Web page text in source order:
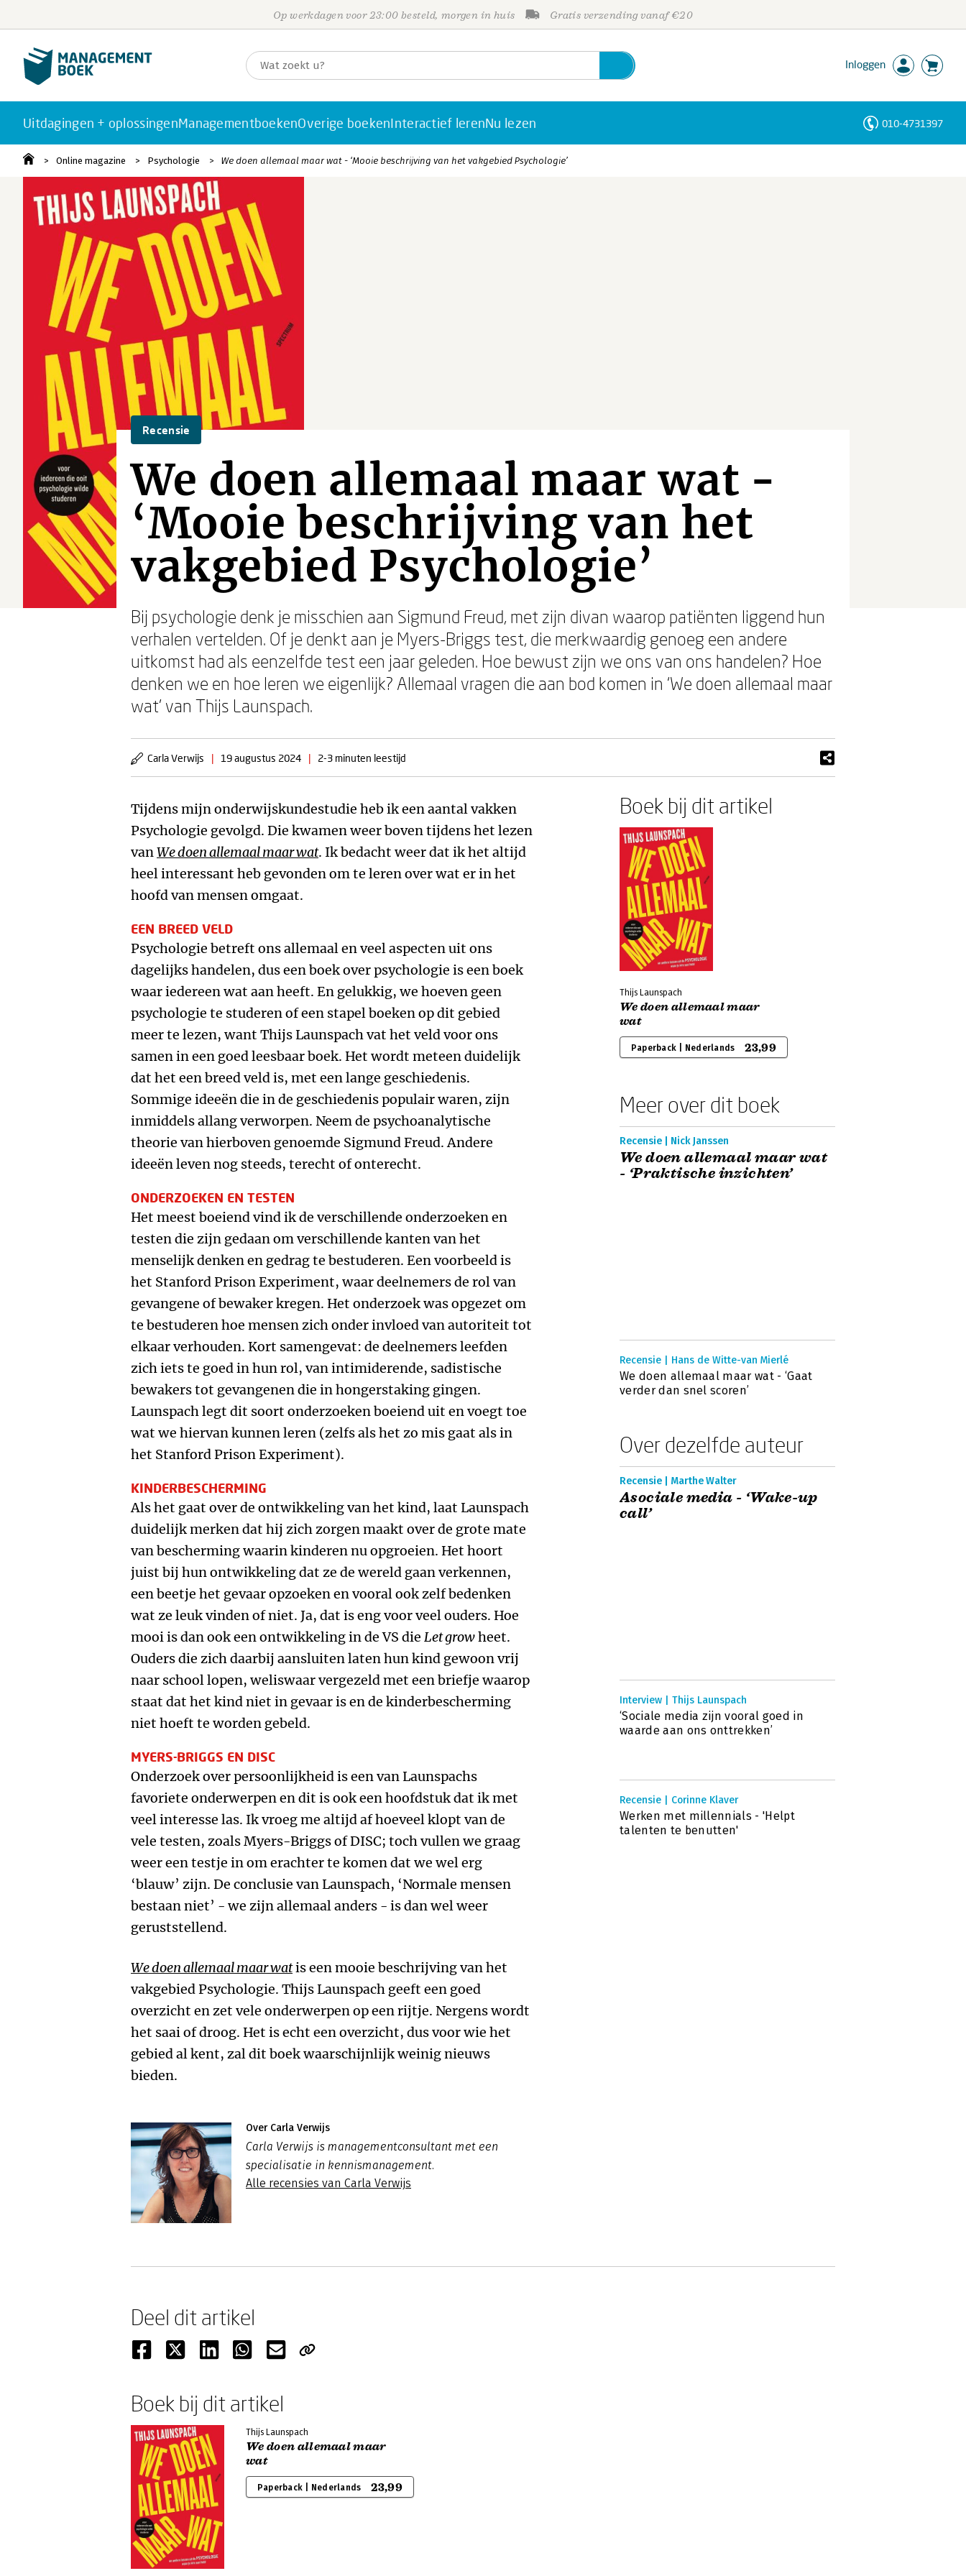
Op werkdagen voor 23:00 besteld, morgen in huis Gratis verzending vanaf €20
Inloggen
Uitdagingen + oplossingenManagementboekenOverige boekenInteractief lerenNu lezen 010-4731397
Online magazine Psychologie We doen allemaal maar wat - ‘Mooie beschrijving van het vakgebied Psychologie’
Recensie
We doen allemaal maar wat -
‘Mooie beschrijving van het
vakgebied Psychologie’
Bij psychologie denk je misschien aan Sigmund Freud, met zijn divan waarop patiënten liggend hun
verhalen vertelden. Of je denkt aan je Myers-Briggs test, die merkwaardig genoeg een andere
uitkomst had als eenzelfde test een jaar geleden. Hoe bewust zijn we ons van ons handelen? Hoe
denken we en hoe leren we eigenlijk? Allemaal vragen die aan bod komen in ‘We doen allemaal maar
wat’ van Thijs Launspach.
Carla Verwijs | 19 augustus 2024 | 2-3 minuten leestijd
Tijdens mijn onderwijskundestudie heb ik een aantal vakken
Psychologie gevolgd. Die kwamen weer boven tijdens het lezen
vanWe doen allemaal maar wat. Ik bedacht weer dat ik het altijd
heel interessant heb gevonden om te leren over wat er in het
hoofd van mensen omgaat.
EEN BREED VELD
Psychologie betreft ons allemaal en veel aspecten uit ons
dagelijks handelen, dus een boek over psychologie is een boek
waar iedereen wat aan heeft. En gelukkig, we hoeven geen
psychologie te studeren of een stapel boeken op dit gebied
meer te lezen, want Thijs Launspach vat het veld voor ons
samen in een goed leesbaar boek. Het wordt meteen duidelijk
dat het een breed veld is, met een lange geschiedenis.
Sommige ideeën die in de geschiedenis populair waren, zijn
inmiddels allang verworpen. Neem de psychoanalytische
theorie van hierboven genoemde Sigmund Freud. Andere
ideeën leven nog steeds, terecht of onterecht.
ONDERZOEKEN EN TESTEN
Het meest boeiend vind ik de verschillende onderzoeken en
testen die zijn gedaan om verschillende kanten van het
menselijk denken en gedrag te bestuderen. Een voorbeeld is
het Stanford Prison Experiment, waar deelnemers de rol van
gevangene of bewaker kregen. Het onderzoek was opgezet om
te bestuderen hoe mensen zich onder invloed van autoriteit tot
elkaar verhouden. Kort samengevat: de deelnemers leefden
zich iets te goed in hun rol, van intimiderende, sadistische
bewakers tot gevangenen die in hongerstaking gingen.
Launspach legt dit soort onderzoeken boeiend uit en voegt toe
wat we hiervan kunnen leren (zelfs als het zo mis gaat als in
het Stanford Prison Experiment).
KINDERBESCHERMING
Als het gaat over de ontwikkeling van het kind, laat Launspach
duidelijk merken dat hij zich zorgen maakt over de grote mate
van bescherming waarin kinderen nu opgroeien. Het hoort
juist bij hun ontwikkeling dat ze de wereld gaan verkennen,
een beetje het gevaar opzoeken en vooral ook zelf bedenken
wat ze leuk vinden of niet. Ja, dat is eng voor veel ouders. Hoe
mooi is dan ook een ontwikkeling in de VS die Let growheet.
Ouders die zich daarbij aansluiten laten hun kind gewoon vrij
naar school lopen, weliswaar vergezeld met een briefje waarop
staat dat het kind niet in gevaar is en de kinderbescherming
niet hoeft te worden gebeld.
MYERS-BRIGGS EN DISC
Onderzoek over persoonlijkheid is een van Launspachs
favoriete onderwerpen en dit is ook een hoofdstuk dat ik met
veel interesse las. Ik vroeg me altijd af hoeveel klopt van de
vele testen, zoals Myers-Briggs of DISC; toch vullen we graag
weer een testje in om erachter te komen dat we wel erg
‘blauw’ zijn. De conclusie van Launspach, ‘Normale mensen
bestaan niet’ - we zijn allemaal anders - is dan wel weer
geruststellend.
We doen allemaal maar watis een mooie beschrijving van het
vakgebied Psychologie. Thijs Launspach geeft een goed
overzicht en zet vele onderwerpen op een rijtje. Nergens wordt
het saai of droog. Het is echt een overzicht, dus voor wie het
gebied al kent, zal dit boek waarschijnlijk weinig nieuws
bieden.
Over Carla Verwijs
Carla Verwijs is managementconsultant met een
specialisatie in kennismanagement.
Alle recensies van Carla Verwijs
Boek bij dit artikel
Thijs Launspach
We doen allemaal maar
wat
Paperback | Nederlands 23,99
Meer over dit boek
Recensie | Nick Janssen
We doen allemaal maar wat
- ‘Praktische inzichten’
Recensie | Hans de Witte-van Mierlé
We doen allemaal maar wat - ‘Gaat
verder dan snel scoren’
Over dezelfde auteur
Recensie | Marthe Walter
Asociale media - ‘Wake-up
call’
Interview | Thijs Launspach
‘Sociale media zijn vooral goed in
waarde aan ons onttrekken’
Recensie | Corinne Klaver
Werken met millennials - 'Helpt
talenten te benutten'
Deel dit artikel
Boek bij dit artikel
Thijs Launspach
We doen allemaal maar
wat
Paperback | Nederlands 23,99
Personen